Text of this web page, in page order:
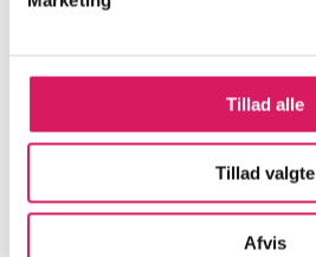
Tillad alle
Tillad valgte
Afvis